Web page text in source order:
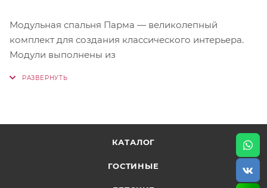
Модульная спальня Парма — великолепный
комплект для создания классического интерьера.
Модули выполнены из
Изящные ручки косичкой дополняют
КАТАЛОГ
ГОСТИНЫЕ